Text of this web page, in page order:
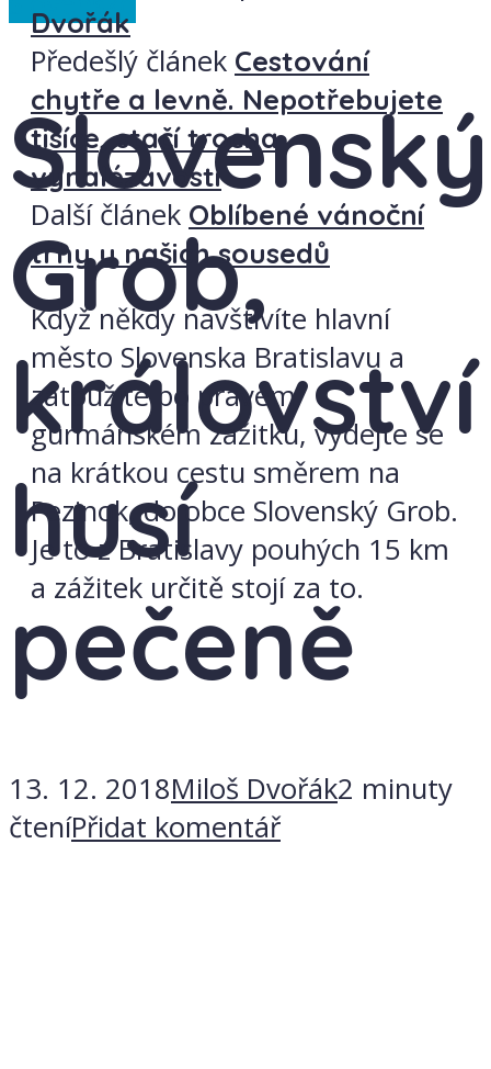
Slovenský
Grob,
království
husí
pečeně
13. 12. 2018Miloš Dvořák2 minuty
čteníPřidat komentář
Dvořák
Předešlý článek Cestování
chytře a levně. Nepotřebujete
tisíce, stačí trocha
vynalézavosti
Další článek Oblíbené vánoční
trhy u našich sousedů
Když někdy navštívíte hlavní
město Slovenska Bratislavu a
zatoužíte po pravém
gurmánském zážitku, vydejte se
na krátkou cestu směrem na
Pezinok, do obce Slovenský Grob.
Je to z Bratislavy pouhých 15 km
a zážitek určitě stojí za to.